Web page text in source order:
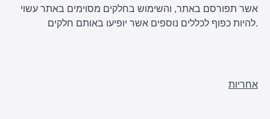
אשר תפורסם באתר, והשימוש בחלקים מסוימים באתר עשוי
להיות כפוף לכללים נוספים אשר יופיעו באותם חלקים.
אחריות